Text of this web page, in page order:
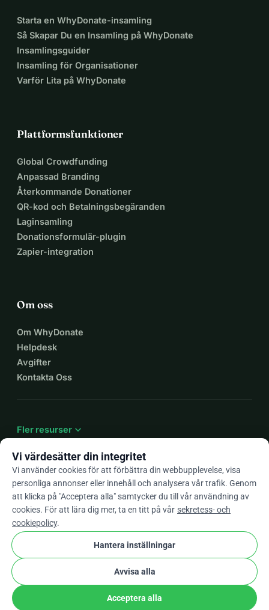
Starta en WhyDonate-insamling
Så Skapar Du en Insamling på WhyDonate
Insamlingsguider
Insamling för Organisationer
Varför Lita på WhyDonate
Plattformsfunktioner
Global Crowdfunding
Anpassad Branding
Återkommande Donationer
QR-kod och Betalningsbegäranden
Laginsamling
Donationsformulär-plugin
Zapier-integration
Om oss
Om WhyDonate
Helpdesk
Avgifter
Kontakta Oss
Fler resurser expand_more
Sv arrow_drop_down
★★★★★4,9 / 5 baserat på 500+ omdömen
WhyDonateIntegritet och cookies
Villkor och bestämmelser
stripe checkVerifierad Partner
Vi värdesätter din integritet
Vi använder cookies för att förbättra din webbupplevelse, visa
personliga annonser eller innehåll och analysera vår trafik. Genom
att klicka på "Acceptera alla" samtycker du till vår användning av
cookies. För att lära dig mer, ta en titt på vår sekretess- och
cookiepolicy.
Hantera inställningar
Avvisa alla
Acceptera alla